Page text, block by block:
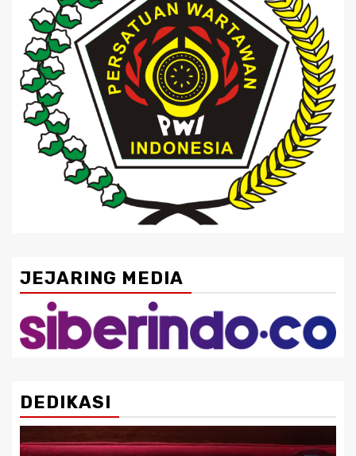
JEJARING MEDIA
DEDIKASI